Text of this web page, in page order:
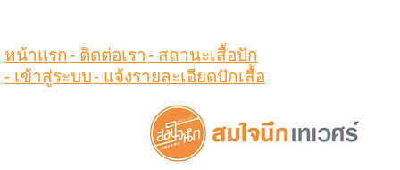
หน้าแรก- ติดต่อเรา- สถานะเสื้อปัก
- เข้าสู่ระบบ- แจ้งรายละเอียดปักเสื้อ